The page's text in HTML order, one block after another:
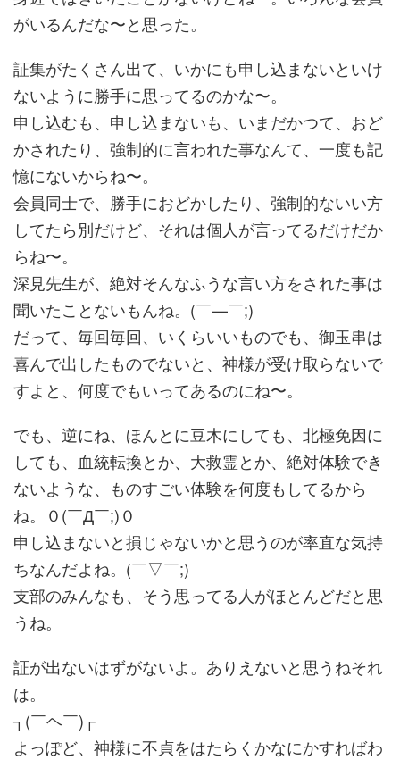
がいるんだな〜と思った。
証集がたくさん出て、いかにも申し込まないといけ
ないように勝手に思ってるのかな〜。
申し込むも、申し込まないも、いまだかつて、おど
かされたり、強制的に言われた事なんて、一度も記
憶にないからね〜。
会員同士で、勝手におどかしたり、強制的ないい方
してたら別だけど、それは個人が言ってるだけだか
らね〜。
深見先生が、絶対そんなふうな言い方をされた事は
聞いたことないもんね。(￣—￣;)
だって、毎回毎回、いくらいいものでも、御玉串は
喜んで出したものでないと、神様が受け取らないで
すよと、何度でもいってあるのにね〜。
でも、逆にね、ほんとに豆木にしても、北極免因に
しても、血統転換とか、大救霊とか、絶対体験でき
ないような、ものすごい体験を何度もしてるから
ね。０(￣Д￣;)０
申し込まないと損じゃないかと思うのが率直な気持
ちなんだよね。(￣▽￣;)
支部のみんなも、そう思ってる人がほとんどだと思
うね。
証が出ないはずがないよ。ありえないと思うねそれ
は。
┐(￣ヘ￣)┌
よっぽど、神様に不貞をはたらくかなにかすればわ